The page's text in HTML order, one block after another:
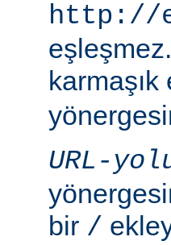
http://
URL-
bir /